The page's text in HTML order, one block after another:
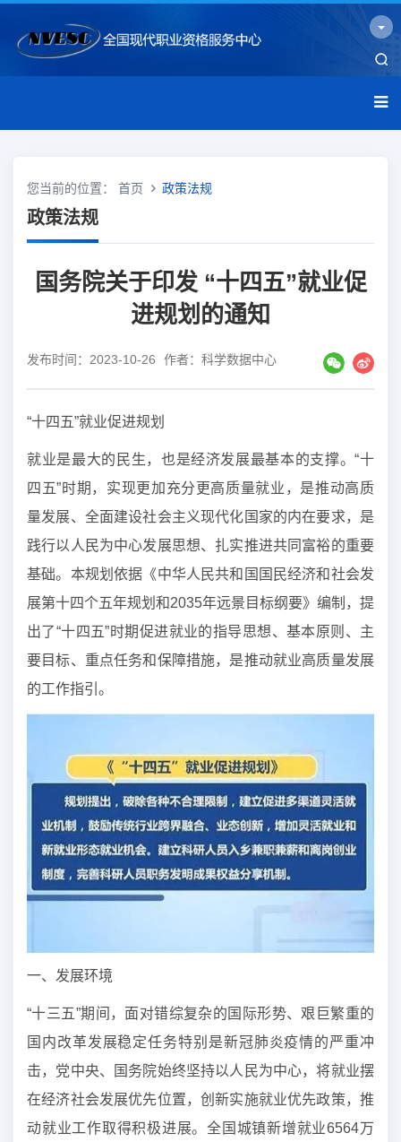
您当前的位置： 首页 政策法规
政策法规
国务院关于印发 “十四五”就业促
进规划的通知
发布时间：2023-10-26 作者：科学数据中心
“十四五”就业促进规划
就业是最大的民生，也是经济发展最基本的支撑。“十
四五”时期，实现更加充分更高质量就业，是推动高质
量发展、全面建设社会主义现代化国家的内在要求，是
践行以人民为中心发展思想、扎实推进共同富裕的重要
基础。本规划依据《中华人民共和国国民经济和社会发
展第十四个五年规划和2035年远景目标纲要》编制，提
出了“十四五”时期促进就业的指导思想、基本原则、主
要目标、重点任务和保障措施，是推动就业高质量发展
的工作指引。
一、发展环境
“十三五”期间，面对错综复杂的国际形势、艰巨繁重的
国内改革发展稳定任务特别是新冠肺炎疫情的严重冲
击，党中央、国务院始终坚持以人民为中心，将就业摆
在经济社会发展优先位置，创新实施就业优先政策，推
动就业工作取得积极进展。全国城镇新增就业6564万